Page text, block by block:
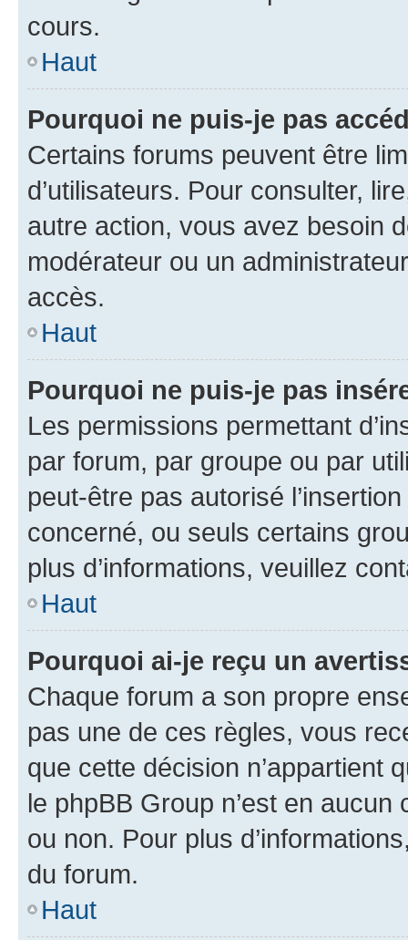
cours.
Haut
Pourquoi ne puis-je pas
Certains forums peuvent être
d’utilisateurs. Pour consulter,
autre action, vous avez besoin
modérateur ou un
accès.
Haut
Pourquoi ne puis-je pas
Les permissions permettant
par forum, par groupe ou par
peut-être pas autorisé
concerné, ou seuls certains
plus d’informations, veuillez
Haut
Pourquoi ai-je reçu un
Chaque forum a son propre
pas une de ces règles, vous
que cette décision n’appartient
le phpBB Group n’est en
ou non. Pour plus
du forum.
Haut